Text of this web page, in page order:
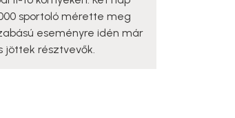
sportoló mérette meg
eseményre idén már
jöttek résztvevők.